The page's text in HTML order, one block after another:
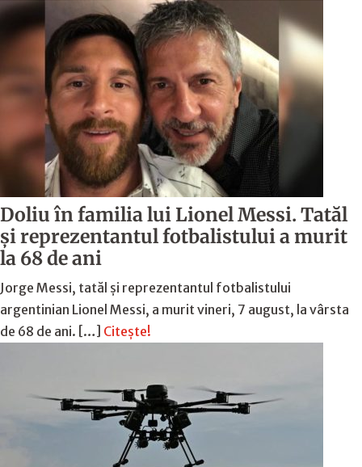
Doliu în familia lui Lionel Messi. Tatăl
și reprezentantul fotbalistului a murit
la 68 de ani
Jorge Messi, tatăl și reprezentantul fotbalistului
argentinian Lionel Messi, a murit vineri, 7 august, la vârsta
de 68 de ani. […] Citește!